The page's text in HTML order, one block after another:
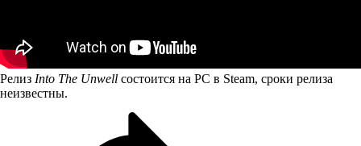
Релиз Into The Unwell состоится на PC в Steam, сроки релиза
неизвестны.